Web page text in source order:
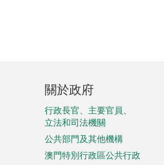
頁
腳
菜
單
關於政府
行政長官、主要官員、
立法和司法機關
公共部門及其他機構
澳門特別行政區公共行政